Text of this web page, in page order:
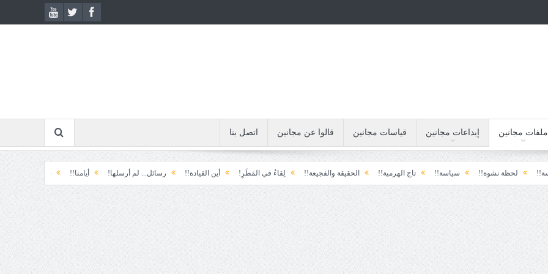
ملفات مجانين إبداعات مجانين قياسات مجانين قالوا عن مجانين اتصل بنا
نشوة!! سياسة!! تاج الهرمية!! الحقيقة والفجيعة!! لِقاءُ في المَطَرِ! أين القيادة!! رسائل... لم أرسلها! أيامنا!! خيبة الأمل.... الأولى! خذ